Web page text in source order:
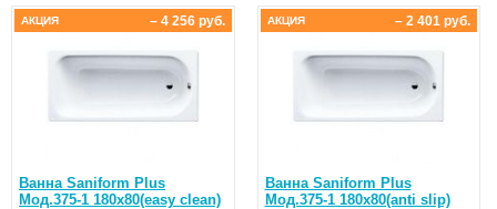
Ванна Saniform Plus
Мод.375-1 180х80(easy clean)
– 4 256 руб.
АКЦИЯ
Ванна Saniform Plus
Мод.375-1 180х80(anti slip)
– 2 401 руб.
АКЦИЯ